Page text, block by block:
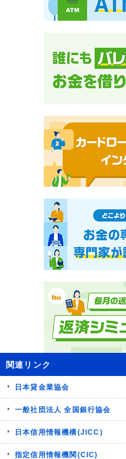
関連リンク
日本貸金業協会
一般社団法人 全国銀行協会
日本信用情報機構(JICC)
指定信用情報機関(CIC)